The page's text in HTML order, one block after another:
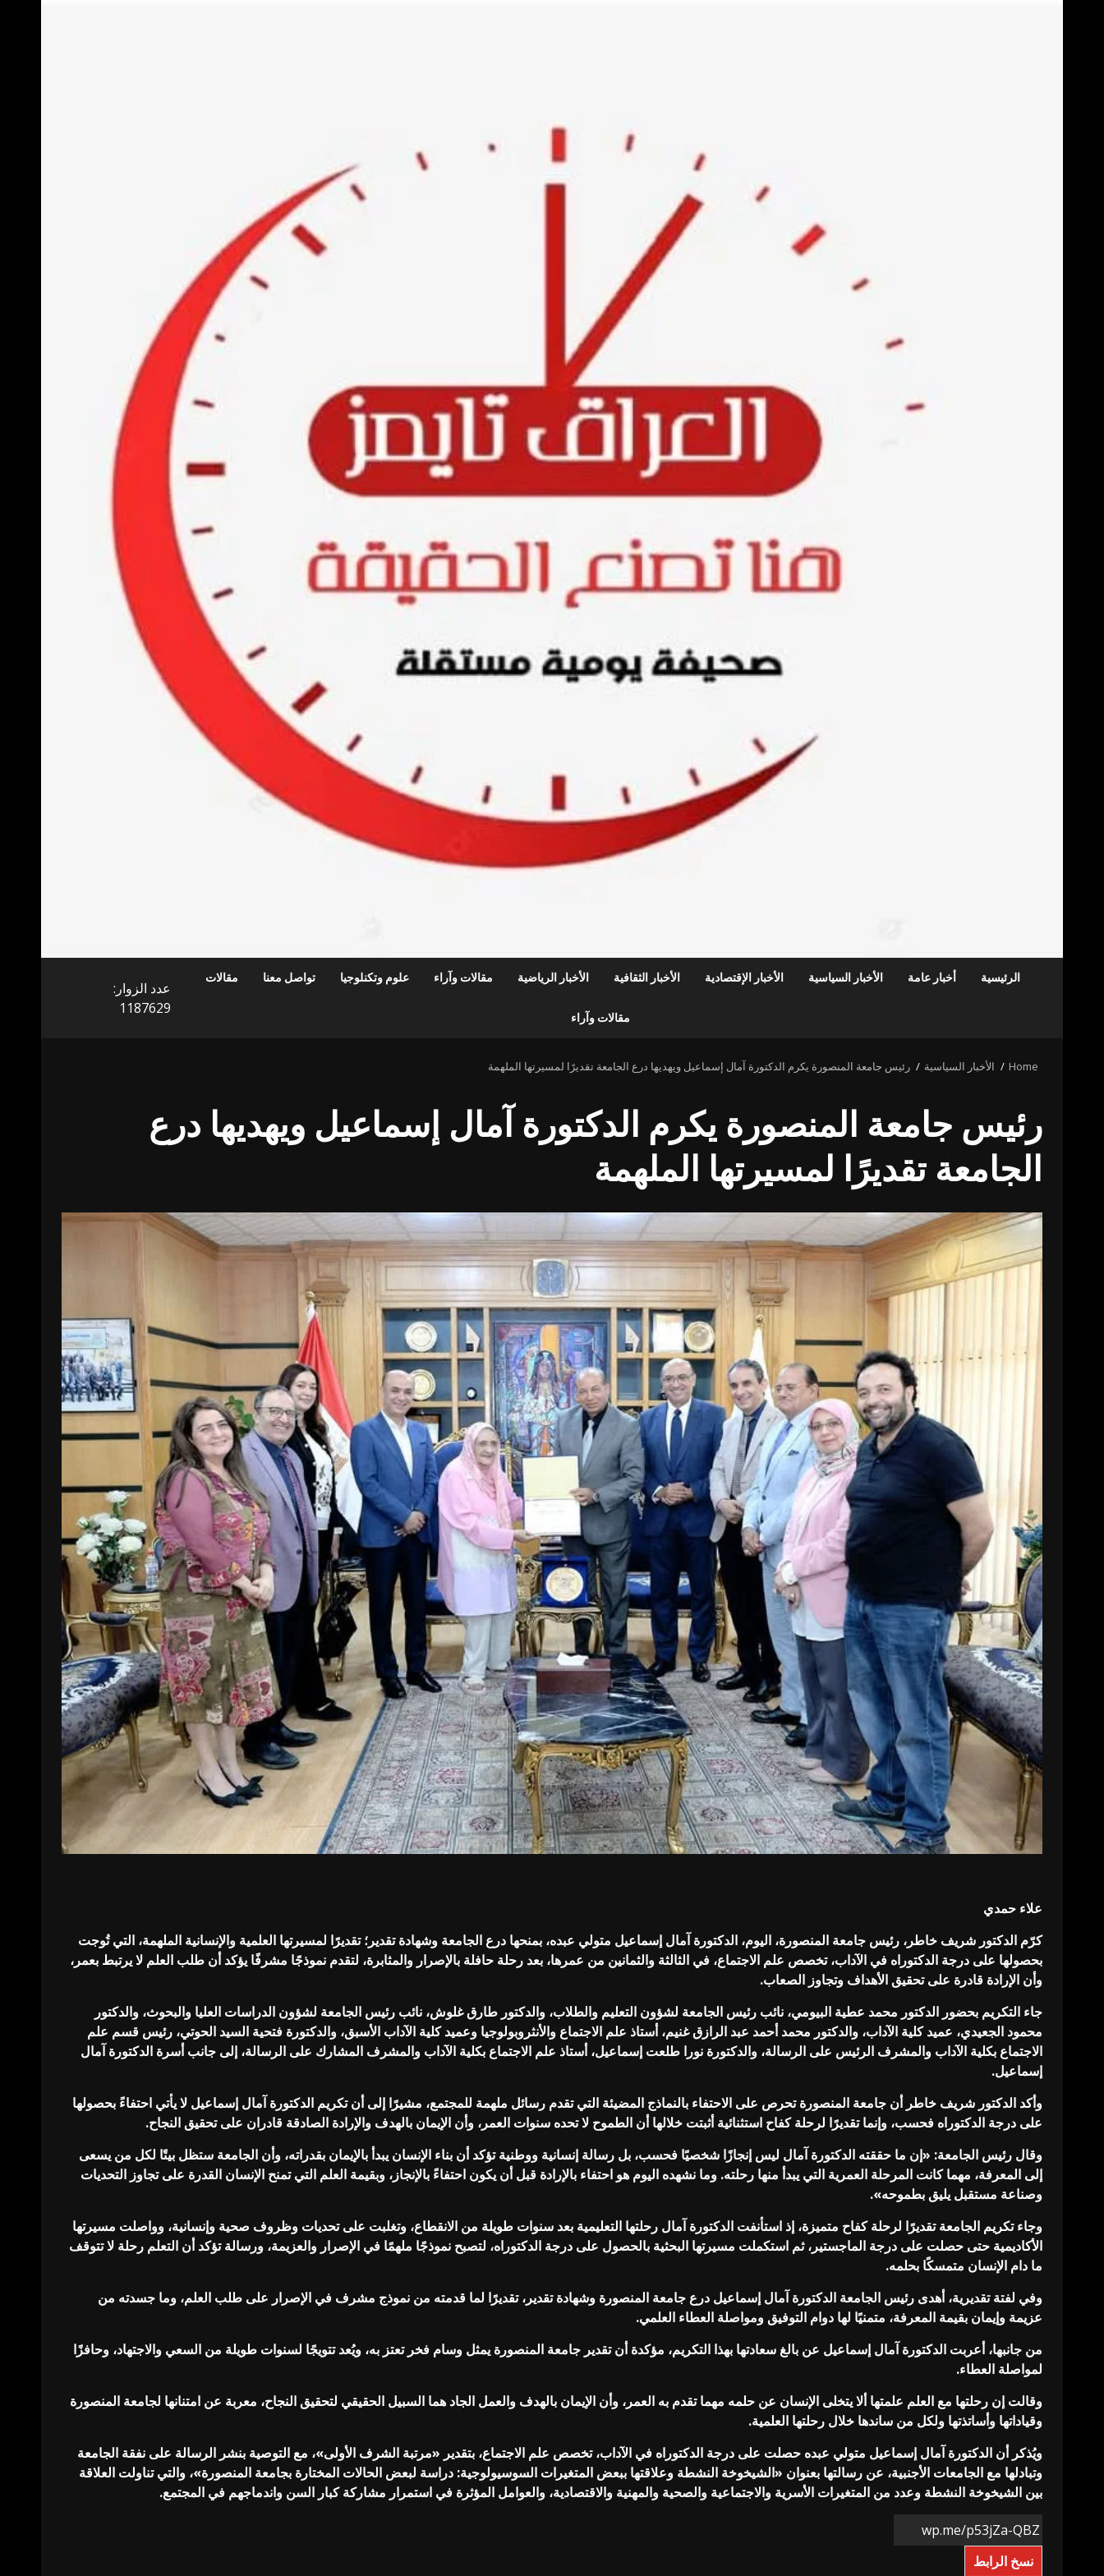
الرئيسية أخبار عامة الأخبار السياسية الأخبار الإقتصادية الأخبار الثقافية الأخبار الرياضية مقالات وآراء علوم وتكنلوجيا تواصل معنا مقالات
مقالات وآراء
عدد الزوار:
1187629
Home الأخبار السياسية رئيس جامعة المنصورة يكرم الدكتورة آمال إسماعيل ويهديها درع الجامعة تقديرًا لمسيرتها الملهمة
رئيس جامعة المنصورة يكرم الدكتورة آمال إسماعيل ويهديها درع
الجامعة تقديرًا لمسيرتها الملهمة
علاء حمدي
كرّم الدكتور شريف خاطر، رئيس جامعة المنصورة، اليوم، الدكتورة آمال إسماعيل متولي عبده، بمنحها درع الجامعة وشهادة تقدير؛ تقديرًا لمسيرتها العلمية والإنسانية الملهمة، التي تُوجت
بحصولها على درجة الدكتوراه في الآداب، تخصص علم الاجتماع، في الثالثة والثمانين من عمرها، بعد رحلة حافلة بالإصرار والمثابرة، لتقدم نموذجًا مشرفًا يؤكد أن طلب العلم لا يرتبط بعمر،
وأن الإرادة قادرة على تحقيق الأهداف وتجاوز الصعاب.
جاء التكريم بحضور الدكتور محمد عطية البيومي، نائب رئيس الجامعة لشؤون التعليم والطلاب، والدكتور طارق غلوش، نائب رئيس الجامعة لشؤون الدراسات العليا والبحوث، والدكتور
محمود الجعيدي، عميد كلية الآداب، والدكتور محمد أحمد عبد الرازق غنيم، أستاذ علم الاجتماع والأنثروبولوجيا وعميد كلية الآداب الأسبق، والدكتورة فتحية السيد الحوتي، رئيس قسم علم
الاجتماع بكلية الآداب والمشرف الرئيس على الرسالة، والدكتورة نورا طلعت إسماعيل، أستاذ علم الاجتماع بكلية الآداب والمشرف المشارك على الرسالة، إلى جانب أسرة الدكتورة آمال
إسماعيل.
وأكد الدكتور شريف خاطر أن جامعة المنصورة تحرص على الاحتفاء بالنماذج المضيئة التي تقدم رسائل ملهمة للمجتمع، مشيرًا إلى أن تكريم الدكتورة آمال إسماعيل لا يأتي احتفاءً بحصولها
على درجة الدكتوراه فحسب، وإنما تقديرًا لرحلة كفاح استثنائية أثبتت خلالها أن الطموح لا تحده سنوات العمر، وأن الإيمان بالهدف والإرادة الصادقة قادران على تحقيق النجاح.
وقال رئيس الجامعة: «إن ما حققته الدكتورة آمال ليس إنجازًا شخصيًا فحسب، بل رسالة إنسانية ووطنية تؤكد أن بناء الإنسان يبدأ بالإيمان بقدراته، وأن الجامعة ستظل بيتًا لكل من يسعى
إلى المعرفة، مهما كانت المرحلة العمرية التي يبدأ منها رحلته. وما نشهده اليوم هو احتفاء بالإرادة قبل أن يكون احتفاءً بالإنجاز، وبقيمة العلم التي تمنح الإنسان القدرة على تجاوز التحديات
وصناعة مستقبل يليق بطموحه».
وجاء تكريم الجامعة تقديرًا لرحلة كفاح متميزة، إذ استأنفت الدكتورة آمال رحلتها التعليمية بعد سنوات طويلة من الانقطاع، وتغلبت على تحديات وظروف صحية وإنسانية، وواصلت مسيرتها
الأكاديمية حتى حصلت على درجة الماجستير، ثم استكملت مسيرتها البحثية بالحصول على درجة الدكتوراه، لتصبح نموذجًا ملهمًا في الإصرار والعزيمة، ورسالة تؤكد أن التعلم رحلة لا تتوقف
ما دام الإنسان متمسكًا بحلمه.
وفي لفتة تقديرية، أهدى رئيس الجامعة الدكتورة آمال إسماعيل درع جامعة المنصورة وشهادة تقدير، تقديرًا لما قدمته من نموذج مشرف في الإصرار على طلب العلم، وما جسدته من
عزيمة وإيمان بقيمة المعرفة، متمنيًا لها دوام التوفيق ومواصلة العطاء العلمي.
من جانبها، أعربت الدكتورة آمال إسماعيل عن بالغ سعادتها بهذا التكريم، مؤكدة أن تقدير جامعة المنصورة يمثل وسام فخر تعتز به، ويُعد تتويجًا لسنوات طويلة من السعي والاجتهاد، وحافزًا
لمواصلة العطاء.
وقالت إن رحلتها مع العلم علمتها ألا يتخلى الإنسان عن حلمه مهما تقدم به العمر، وأن الإيمان بالهدف والعمل الجاد هما السبيل الحقيقي لتحقيق النجاح، معربة عن امتنانها لجامعة المنصورة
وقياداتها وأساتذتها ولكل من ساندها خلال رحلتها العلمية.
ويُذكر أن الدكتورة آمال إسماعيل متولي عبده حصلت على درجة الدكتوراه في الآداب، تخصص علم الاجتماع، بتقدير «مرتبة الشرف الأولى»، مع التوصية بنشر الرسالة على نفقة الجامعة
وتبادلها مع الجامعات الأجنبية، عن رسالتها بعنوان «الشيخوخة النشطة وعلاقتها ببعض المتغيرات السوسيولوجية: دراسة لبعض الحالات المختارة بجامعة المنصورة»، والتي تناولت العلاقة
بين الشيخوخة النشطة وعدد من المتغيرات الأسرية والاجتماعية والصحية والمهنية والاقتصادية، والعوامل المؤثرة في استمرار مشاركة كبار السن واندماجهم في المجتمع.
نسخ الرابط